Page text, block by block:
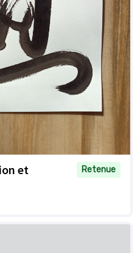
et
Retenue